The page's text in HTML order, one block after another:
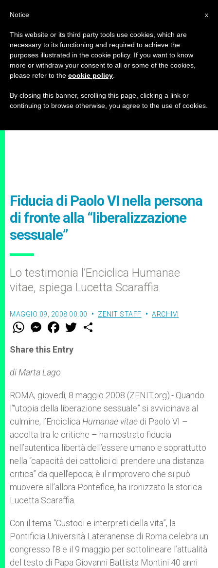
Fiducia di Paolo VI nella persona
di fronte alla “liberalizzazione
sessuale”
Lo testimonia l’Enciclica Humanae
vitae, spiega Lucetta Scaraffia
MAGGIO 09, 2008 00:00 ZENIT STAFF ARCHIVI
W
t
s
p
p
M
e
s
e
g
e
F
a
e
b
w
Share this Entry
di Marta Lago
ROMA, giovedì, 8 maggio 2008 (ZENIT.org).- Quando
l’“utopia della liberazione sessuale” si avvicinava al
culmine, l’Enciclica Humanae vitae di Paolo VI –
accolta tra le critiche – ha mostrato fiducia
nell’autentica libertà dell’essere umano e soprattutto
nella “capacità dei cattolici di prendere una distanza
critica” da quell’epoca; è il rimprovero che si può
muovere all’allora Pontefice, ha ironizzato la storica
Lucetta Scaraffia.
Con il tema “Custodi e interpreti della vita”, la
Pontificia Università Lateranense di Roma celebra un
congresso l’8 e il 9 maggio per sottolineare l’attualità
del testo di Papa Giovanni Battista Montini 40 anni
x
Notice
This website or its third party tools use cookies, which are
necessary to its functioning and required to achieve the
purposes illustrated in the cookie policy. If you want to know
more or withdraw your consent to all or some of the cookies,
please refer to the cookie policy
By closing this banner, scrolling this page, clicking a link or
continuing to browse otherwise, you agree to the use of cookies.